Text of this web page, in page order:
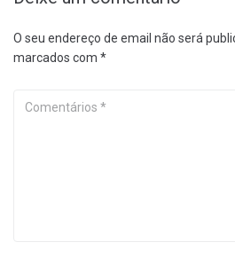
O seu endereço de email não será
marcados com *